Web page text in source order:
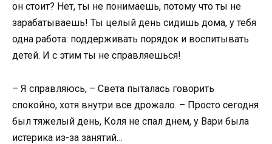
он стоит? Нет, ты не понимаешь, потому что ты не
зарабатываешь! Ты целый день сидишь дома, у тебя
одна работа: поддерживать порядок и воспитывать
детей. И с этим ты не справляешься!
– Я справляюсь, – Света пыталась говорить
спокойно, хотя внутри все дрожало. – Просто сегодня
был тяжелый день, Коля не спал днем, у Вари была
истерика из-за занятий…